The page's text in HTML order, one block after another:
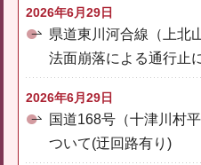
2026年6月29日
県道東川河合線（上北
法面崩落による通行止
2026年6月29日
国道168号（十津川村
ついて(迂回路有り)